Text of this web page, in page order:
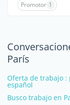
Promotor 1
París
Oferta de trabajo
español
Busco trabajo en